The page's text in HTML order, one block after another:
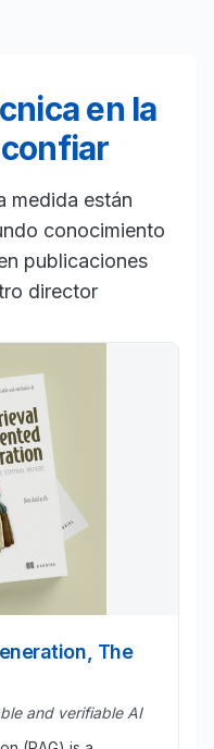
en la
medida están
conocimiento
publicaciones
director
The
and verifiable AI